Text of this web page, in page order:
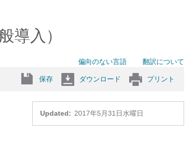
導入）
偏向のない言語 翻訳について
保存 ダウンロード プリント
Updated: 2017年5月31日水曜日